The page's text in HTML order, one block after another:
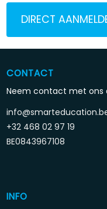
DIRECT
CONTACT
Neem contact met ons
+32 468 02 97 19
BE0843967108
INFO